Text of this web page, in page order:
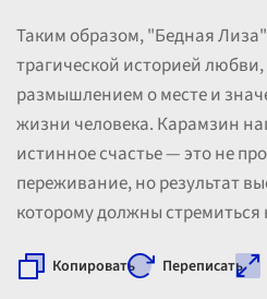
Таким образом, "Бедная
трагической историей
размышлением о месте и
жизни человека. Карамзин
истинное счастье — это не
переживание, но результат
которому должны
Копировать Переписать